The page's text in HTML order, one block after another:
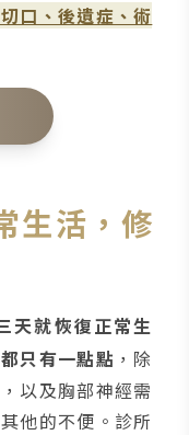
口、後遺症、術
生活，修
天就恢復正常生
只有一點點 ，除
以及胸部神經需
他的不便。診所